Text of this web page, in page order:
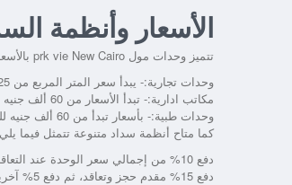
الأسعار وأنظمة
تتميز وحدات مول prk vie New Cairo بالأسعار التنافسية، حيث يعتبر سعر المتر المربع من أفضل أسعار القاهرة الجديدة، ويتمثل ذلك فيما يلي:-
وحدات تجارية:- يبدأ سعر المتر المربع من 125 جنيه.
مكاتب ادارية:- تبدأ الأسعار من 60 ألف جنيه مصري.
وحدات طبية:- بأسعار تبدأ من 60 ألف جنيه للمتر المربع.
كما متاح أنظمة سداد متنوعة تتمثل فيما
دفع 10% من إجمالي سعر الوحدة عند التعاقد، وسداد دفعة ثانية بعد عامين ونصف بنسبة 5%، ثم تقسيط الباقي على دفعات ثابتة لمدة خمس سنوات.
دفع 15% مقدم حجز وتعاقد، ثم دفع 5% آخرين بعد مرور عامين ونصف من تاريخ الدفعة الأولى، من ثم يتم تقسيط المبلغ المتبقي على مدار ستة أعوام.